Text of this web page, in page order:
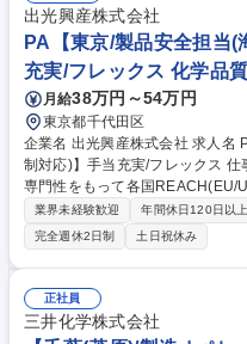
品・製鉄機材等の専門商社/月残
出光興産株式会社
PA【東京/製品安全担当(
充実/フレックス 化学品
月給38万円～54万円
東京都千代田区
企業名 出光興産株式会社 求人名 PA【東京/製品安全担当(海外化学物質規
制対応)】手当充実/フレックス 仕事の内容 潤滑油事業部門にて製品安全の
専門性をもって各国REACH(EU/
認、外部コンサル窓口、化学物
ーバル供給を支える重要ポジションです。 【業務詳細】■
U, UK, トルコ, 中国, 韓国, 台湾)
量の集計および法適合状況の確
化学物質管理システムの維持管理
造・販売・サプライチェーンを
海外拠点や他部門のマネジャーな
業界未経験歓迎 年間休日120日以上
完全週休2日制
土日祝休み
正社員
三井化学株式会社